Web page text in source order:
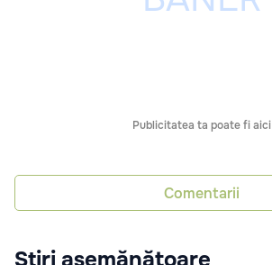
Publicitatea ta poate fi aici
Comentarii